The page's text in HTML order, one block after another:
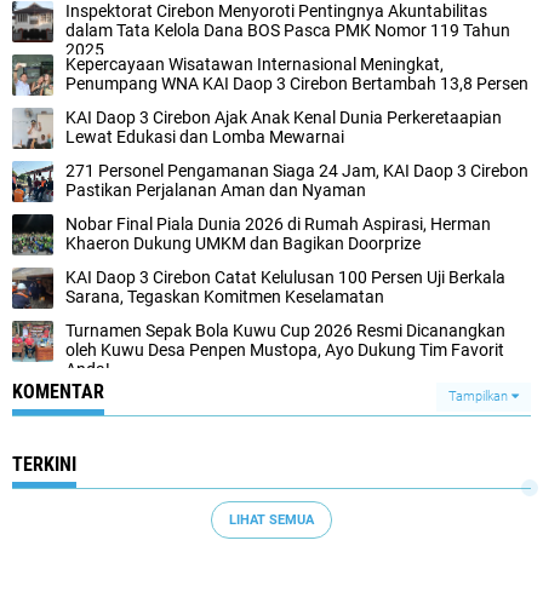
Inspektorat Cirebon Menyoroti Pentingnya Akuntabilitas
dalam Tata Kelola Dana BOS Pasca PMK Nomor 119 Tahun
2025
Kepercayaan Wisatawan Internasional Meningkat,
Penumpang WNA KAI Daop 3 Cirebon Bertambah 13,8 Persen
KAI Daop 3 Cirebon Ajak Anak Kenal Dunia Perkeretaapian
Lewat Edukasi dan Lomba Mewarnai
271 Personel Pengamanan Siaga 24 Jam, KAI Daop 3 Cirebon
Pastikan Perjalanan Aman dan Nyaman
Nobar Final Piala Dunia 2026 di Rumah Aspirasi, Herman
Khaeron Dukung UMKM dan Bagikan Doorprize
KAI Daop 3 Cirebon Catat Kelulusan 100 Persen Uji Berkala
Sarana, Tegaskan Komitmen Keselamatan
Turnamen Sepak Bola Kuwu Cup 2026 Resmi Dicanangkan
oleh Kuwu Desa Penpen Mustopa, Ayo Dukung Tim Favorit
Anda!
KOMENTAR Tampilkan
TERKINI
LIHAT SEMUA